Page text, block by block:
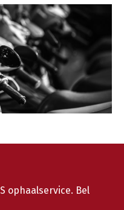
ophaalservice. Bel